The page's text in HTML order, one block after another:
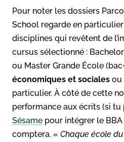
Pour noter les dossiers
School regarde en
disciplines qui revêtent de
cursus sélectionné : Bachelor
ou Master Grande École
économiques et sociales ou
particulier. À côté de cette
performance aux écrits (si tu
Sésame pour intégrer le BBA
comptera. « Chaque école